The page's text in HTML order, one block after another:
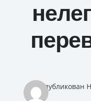
опубликован